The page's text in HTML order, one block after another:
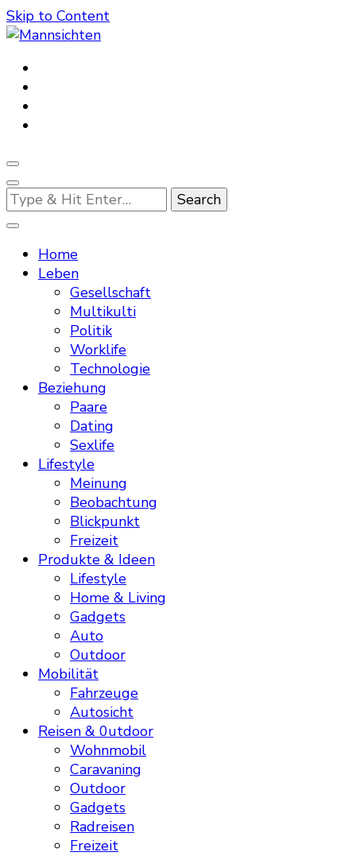
Skip to Content
Mannsichten
Was Männer wollen. Was Männer denken.
Looking
for
Something?
Home
Leben
Gesellschaft
Multikulti
Politik
Worklife
Technologie
Beziehung
Paare
Dating
Sexlife
Lifestyle
Meinung
Beobachtung
Blickpunkt
Freizeit
Produkte & Ideen
Lifestyle
Home & Living
Gadgets
Auto
Outdoor
Mobilität
Fahrzeuge
Autosicht
Reisen & 0utdoor
Wohnmobil
Caravaning
Outdoor
Gadgets
Radreisen
Freizeit